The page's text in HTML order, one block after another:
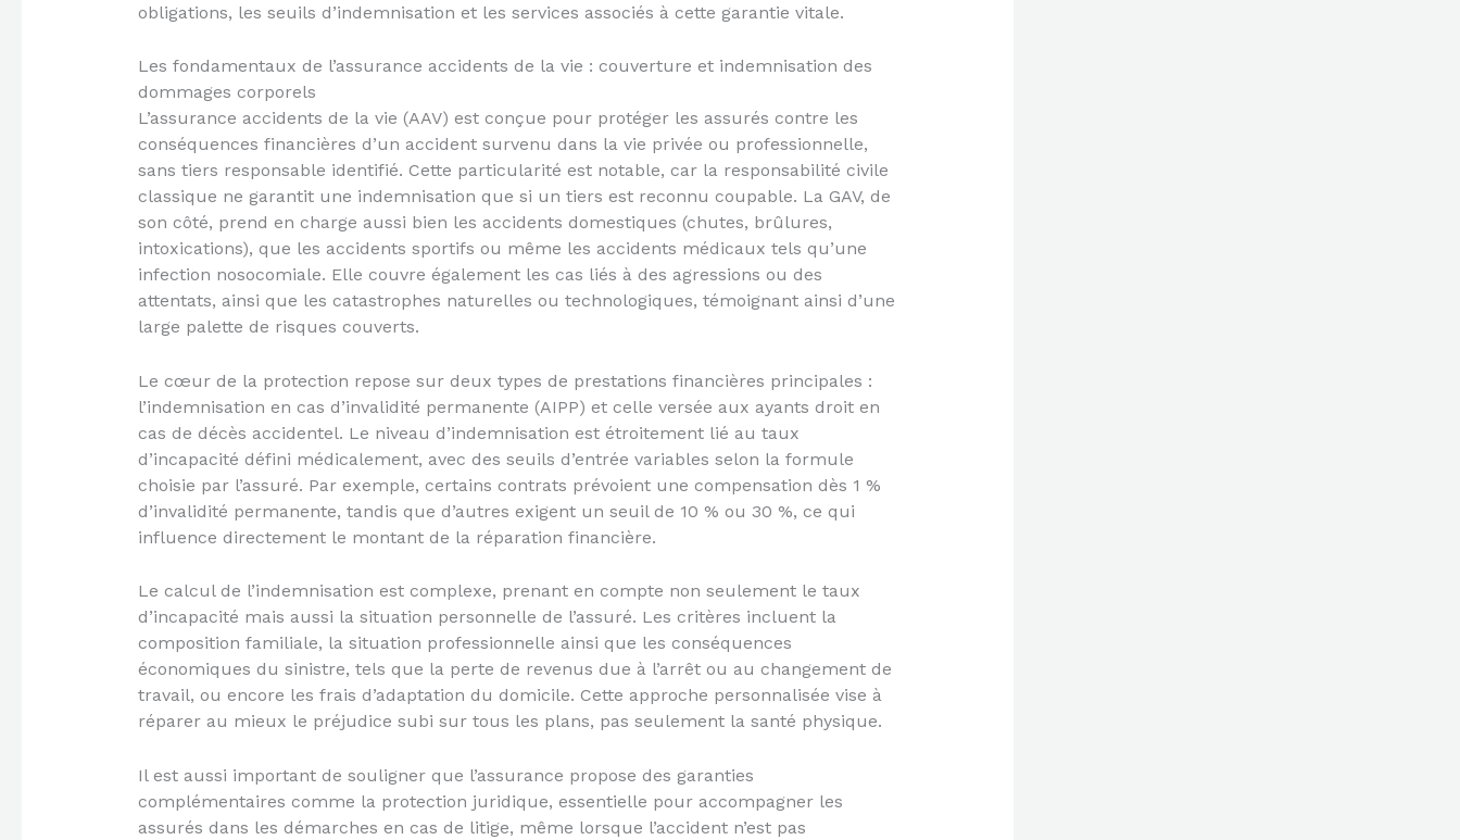
obligations, les seuils d’indemnisation et les services associés à cette garantie vitale.
Les fondamentaux de l’assurance accidents de la vie : couverture et indemnisation des
dommages corporels
L’assurance accidents de la vie (AAV) est conçue pour protéger les assurés contre les
conséquences financières d’un accident survenu dans la vie privée ou professionnelle,
sans tiers responsable identifié. Cette particularité est notable, car la responsabilité civile
classique ne garantit une indemnisation que si un tiers est reconnu coupable. La GAV, de
son côté, prend en charge aussi bien les accidents domestiques (chutes, brûlures,
intoxications), que les accidents sportifs ou même les accidents médicaux tels qu’une
infection nosocomiale. Elle couvre également les cas liés à des agressions ou des
attentats, ainsi que les catastrophes naturelles ou technologiques, témoignant ainsi d’une
large palette de risques couverts.
Le cœur de la protection repose sur deux types de prestations financières principales :
l’indemnisation en cas d’invalidité permanente (AIPP) et celle versée aux ayants droit en
cas de décès accidentel. Le niveau d’indemnisation est étroitement lié au taux
d’incapacité défini médicalement, avec des seuils d’entrée variables selon la formule
choisie par l’assuré. Par exemple, certains contrats prévoient une compensation dès 1 %
d’invalidité permanente, tandis que d’autres exigent un seuil de 10 % ou 30 %, ce qui
influence directement le montant de la réparation financière.
Le calcul de l’indemnisation est complexe, prenant en compte non seulement le taux
d’incapacité mais aussi la situation personnelle de l’assuré. Les critères incluent la
composition familiale, la situation professionnelle ainsi que les conséquences
économiques du sinistre, tels que la perte de revenus due à l’arrêt ou au changement de
travail, ou encore les frais d’adaptation du domicile. Cette approche personnalisée vise à
réparer au mieux le préjudice subi sur tous les plans, pas seulement la santé physique.
Il est aussi important de souligner que l’assurance propose des garanties
complémentaires comme la protection juridique, essentielle pour accompagner les
assurés dans les démarches en cas de litige, même lorsque l’accident n’est pas